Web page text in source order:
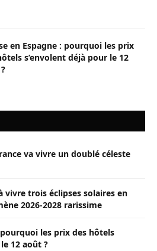
en Espagne : pourquoi les prix
s’envolent déjà pour le 12
va vivre un doublé céleste
à vivre trois éclipses solaires en
2026-2028 rarissime
pourquoi les prix des hôtels
12 août ?